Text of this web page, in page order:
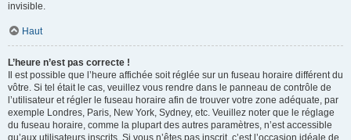
invisible.
Haut
L’heure n’est pas correcte !
Il est possible que l’heure affichée soit réglée sur un fuseau horaire différent du
vôtre. Si tel était le cas, veuillez vous rendre dans le panneau de contrôle de
l’utilisateur et régler le fuseau horaire afin de trouver votre zone adéquate, par
exemple Londres, Paris, New York, Sydney, etc. Veuillez noter que le réglage
du fuseau horaire, comme la plupart des autres paramètres, n’est accessible
qu’aux utilisateurs inscrits. Si vous n’êtes pas inscrit, c’est l’occasion idéale de